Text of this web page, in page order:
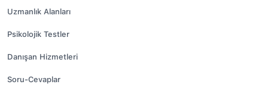
Uzmanlık Alanları
Psikolojik Testler
Danışan Hizmetleri
Soru-Cevaplar